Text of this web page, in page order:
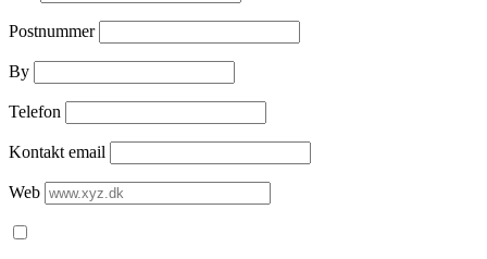
Postnummer
By
Telefon
Kontakt email
Web